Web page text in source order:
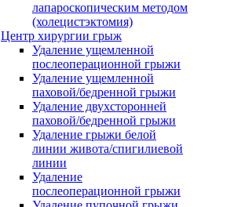
лапароскопическим методом
(холецистэктомия)
Центр хирургии грыж
Удаление ущемленной
послеоперационной грыжи
Удаление ущемленной
паховой/бедренной грыжи
Удаление двухсторонней
паховой/бедренной грыжи
Удаление грыжи белой
линии живота/спигилиевой
линии
Удаление
послеоперационной грыжи